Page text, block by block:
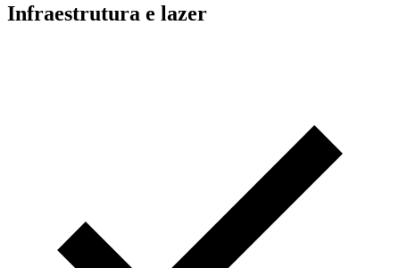
Infraestrutura e lazer